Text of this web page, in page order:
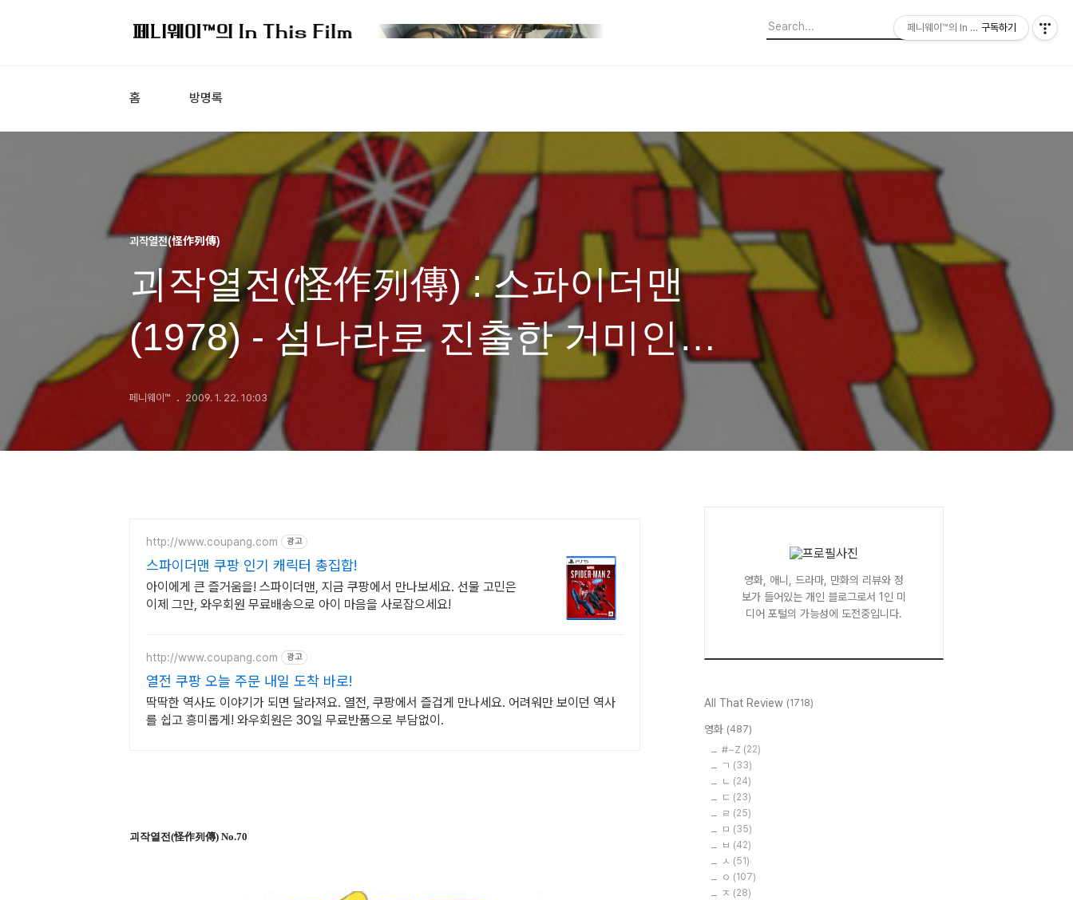
홈 방명록
괴작열전(怪作列傳)
괴작열전(怪作列傳) : 스파이더맨
(1978) - 섬나라로 진출한 거미인간
이야기 (2부)
페니웨이™ 2009. 1. 22. 10:03
http://www.coupang.com 광고
스파이더맨 쿠팡 인기 캐릭터 총집합!
아이에게 큰 즐거움을! 스파이더맨, 지금 쿠팡에서 만나보세요. 선물 고민은
이제 그만, 와우회원 무료배송으로 아이 마음을 사로잡으세요!
http://www.coupang.com 광고
열전 쿠팡 오늘 주문 내일 도착 바로!
딱딱한 역사도 이야기가 되면 달라져요. 열전, 쿠팡에서 즐겁게 만나세요. 어려워만 보이던 역사
를 쉽고 흥미롭게! 와우회원은 30일 무료반품으로 부담없이.
괴작열전(怪作列傳) No.70
영화, 애니, 드라마, 만화의 리뷰와 정
보가 들어있는 개인 블로그로서 1인 미
디어 포털의 가능성에 도전중입니다.
All That Review (1718)
영화 (487)
#~Z (22)
ㄱ (33)
ㄴ (24)
ㄷ (23)
ㄹ (25)
ㅁ (35)
ㅂ (42)
ㅅ (51)
ㅇ (107)
ㅈ (28)
페니웨이™의 In This Film
구독하기